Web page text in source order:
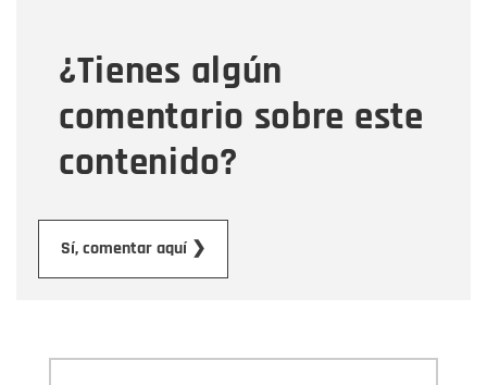
¿Tienes algún
comentario sobre este
contenido?
Sí, comentar aquí ❯
Mensaje